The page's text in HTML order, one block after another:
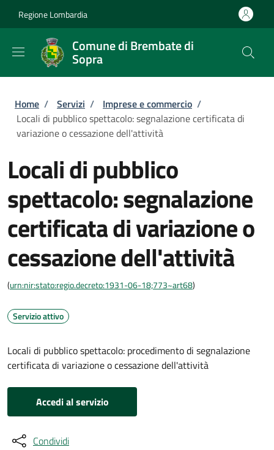
Regione Lombardia
Comune di Brembate di
Sopra
Briciole di pane
Home / Servizi / Imprese e commercio /
Locali di pubblico spettacolo: segnalazione certificata di
variazione o cessazione dell'attività
Locali di pubblico
spettacolo: segnalazione
certificata di variazione o
cessazione dell'attività
(urn:nir:stato:regio.decreto:1931-06-18;773~art68)
Servizio attivo
Locali di pubblico spettacolo: procedimento di segnalazione
certificata di variazione o cessazione dell'attività
Accedi al servizio
Condividi